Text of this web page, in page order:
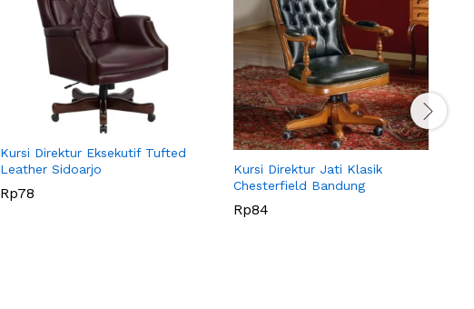
Kursi Direktur Eksekutif Tufted
Leather Sidoarjo
Rp78
Kursi Direktur Jati Klasik
Chesterfield Bandung
Rp84